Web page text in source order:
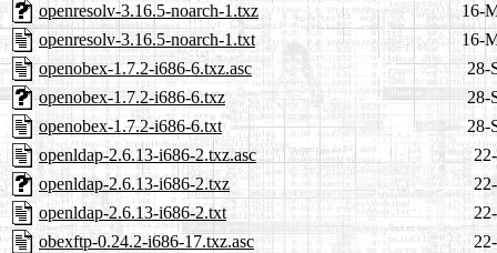
openresolv-3.16.5-noarch-1.txz
16-
openresolv-3.16.5-noarch-1.txt
16-
openobex-1.7.2-i686-6.txz.asc
28-
openobex-1.7.2-i686-6.txz
28-
openobex-1.7.2-i686-6.txt
28-
openldap-2.6.13-i686-2.txz.asc
openldap-2.6.13-i686-2.txz
openldap-2.6.13-i686-2.txt
obexftp-0.24.2-i686-17.txz.asc